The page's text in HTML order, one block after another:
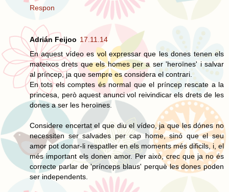
Respon
Adrián Feijoo 17.11.14
En aquest vídeo es vol expressar que les dones tenen els
mateixos drets que els homes per a ser 'heroïnes' i salvar
al príncep, ja que sempre es considera el contrari.
En tots els comptes és normal que el príncep rescate a la
princesa, però aquest anunci vol reivindicar els drets de les
dones a ser les heroïnes.
Considere encertat el que diu el vídeo, ja que les dónes no
necessiten ser salvades per cap home, sinó que el seu
amor pot donar-li respatller en els moments més dificils, i, el
més important els donen amor. Per això, crec que ja no és
correcte parlar de 'prínceps blaus' perquè les dones poden
ser independents.